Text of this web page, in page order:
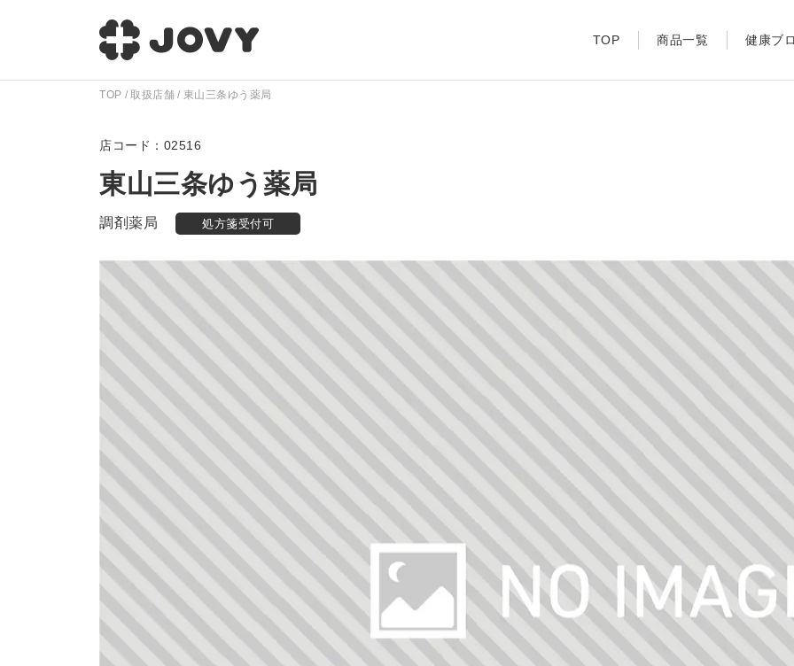
TOP 商品一覧 健康ブ
TOP 取扱店舗 東山三条ゆう薬局
02516
東山三条ゆう薬局
調剤薬局 処方箋受付可